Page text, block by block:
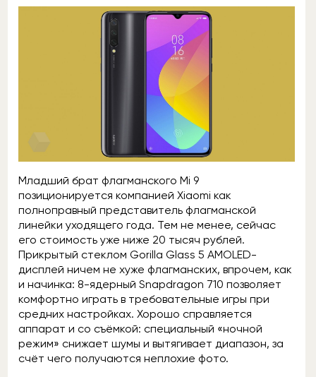
Младший брат флагманского Mi 9
позиционируется компанией Xiaomi как
полноправный представитель флагманской
линейки уходящего года. Тем не менее, сейчас
его стоимость уже ниже 20 тысяч рублей.
Прикрытый стеклом Gorilla Glass 5 AMOLED-
дисплей ничем не хуже флагманских, впрочем, как
и начинка: 8-ядерный Snapdragon 710 позволяет
комфортно играть в требовательные игры при
средних настройках. Хорошо справляется
аппарат и со съёмкой: специальный «ночной
режим» снижает шумы и вытягивает диапазон, за
счёт чего получаются неплохие фото.